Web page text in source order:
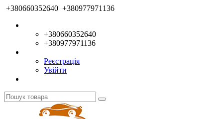
+380660352640 +380977971136
+380660352640
+380977971136
Реєстрація
Увійти